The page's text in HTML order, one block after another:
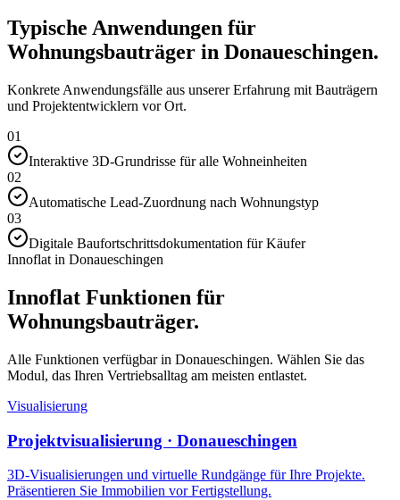
Typische Anwendungen für
Wohnungsbauträger in Donaueschingen.
Konkrete Anwendungsfälle aus unserer Erfahrung mit Bauträgern
und Projektentwicklern vor Ort.
01
Interaktive 3D-Grundrisse für alle Wohneinheiten
02
Automatische Lead-Zuordnung nach Wohnungstyp
03
Digitale Baufortschrittsdokumentation für Käufer
Innoflat in Donaueschingen
Innoflat Funktionen für
Wohnungsbauträger.
Alle Funktionen verfügbar in Donaueschingen. Wählen Sie das
Modul, das Ihren Vertriebsalltag am meisten entlastet.
Visualisierung
Projektvisualisierung · Donaueschingen
3D-Visualisierungen und virtuelle Rundgänge für Ihre Projekte.
Präsentieren Sie Immobilien vor Fertigstellung.